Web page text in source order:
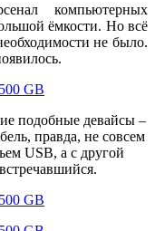
компьютерных
ёмкости. Но всё
не было.
подобные девайсы –
правда, не совсем
USB, а с другой